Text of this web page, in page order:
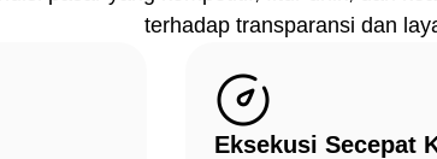
terhadap transparansi dan
Eksekusi Secepat